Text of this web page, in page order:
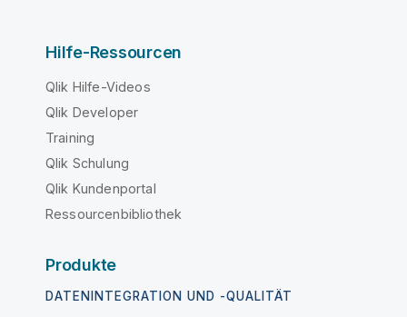
Hilfe-Ressourcen
Qlik Hilfe-Videos
Qlik Developer
Training
Qlik Schulung
Qlik Kundenportal
Ressourcenbibliothek
Produkte
DATENINTEGRATION UND -QUALITÄT